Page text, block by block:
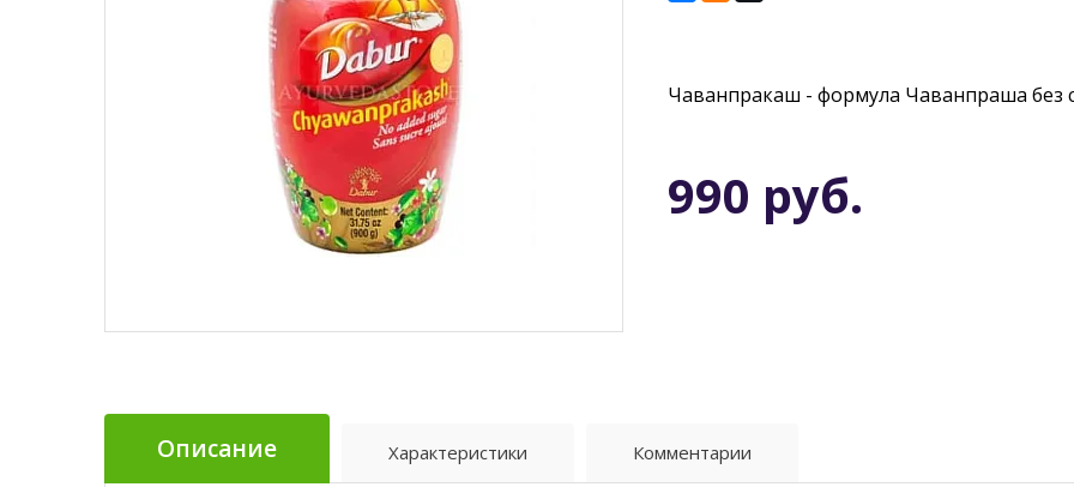
Чаванпракаш - формула Чаванпраша без
990 руб.
Описание Характеристики Комментарии